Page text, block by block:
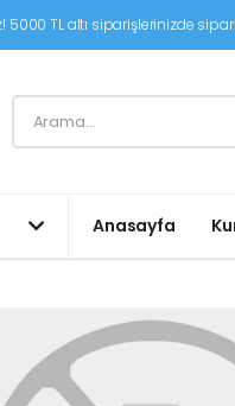
TL altı siparişlerinizde
Anasayfa